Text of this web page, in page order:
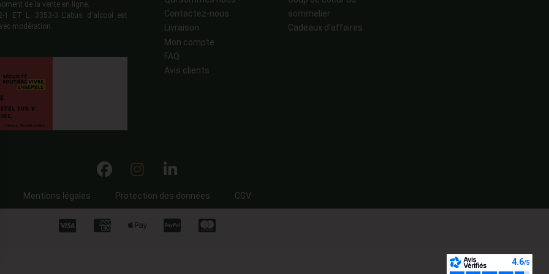
de la vente en ligne.
1 ET L. 3353-3 L'abus d'alcool est
modération.
Contactez-nous
Livraison
Mon compte
FAQ
Avis clients
sommelier
Cadeaux d'affaires
Mentions légales Protection des données CGV